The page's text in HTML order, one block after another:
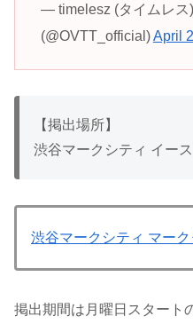
— timelesz (タイムレス)
(@OVTT_official)April
【掲出場所】
渋谷マークシティ イー
渋谷マークシティ マー
掲出期間は月曜日スタート